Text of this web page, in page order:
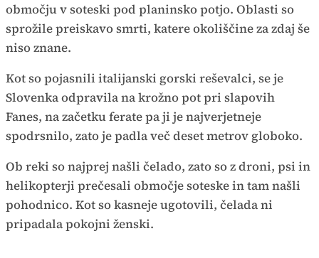
območju v soteski pod planinsko potjo. Oblasti so
sprožile preiskavo smrti, katere okoliščine za zdaj še
niso znane.
Kot so pojasnili italijanski gorski reševalci, se je
Slovenka odpravila na krožno pot pri slapovih
Fanes, na začetku ferate pa ji je najverjetneje
spodrsnilo, zato je padla več deset metrov globoko.
Ob reki so najprej našli čelado, zato so z droni, psi in
helikopterji prečesali območje soteske in tam našli
pohodnico. Kot so kasneje ugotovili, čelada ni
pripadala pokojni ženski.